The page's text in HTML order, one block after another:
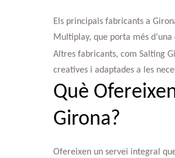
Els principals fabricants a
Multiplay, que porta més
Altres fabricants, com Salting
creatives i adaptades a les
Què
Girona?
Ofereixen un servei integral